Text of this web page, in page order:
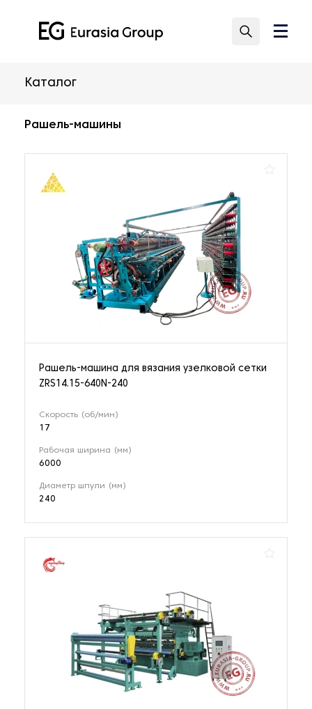
Каталог
Рашель-машины
Рашель-машина для вязания узелковой сетки
ZRS14.15-640N-240
Скорость (об/мин)
17
Рабочая ширина (мм)
6000
Диаметр шпули (мм)
240